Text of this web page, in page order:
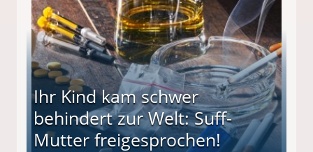
Ihr Kind kam schwer
behindert zur Welt: Suff-
Mutter freigesprochen!